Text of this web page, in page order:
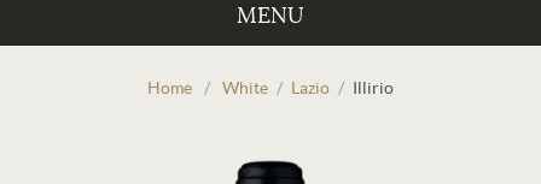
MENU
Home / White / Lazio / Illirio